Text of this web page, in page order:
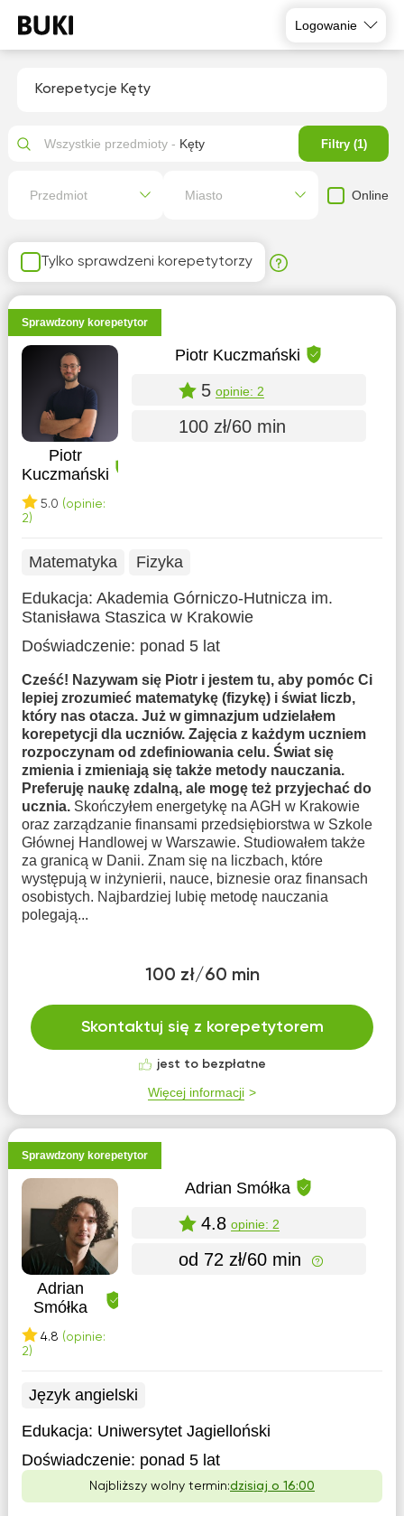
Logowanie
Korepetycje Kęty
Tylko sprawdzeni korepetytorzy
Sprawdzony korepetytor
Piotr
Kuczmański
5.0 (opinie:
2)
Piotr Kuczmański
5 opinie: 2
100 zł/60 min
Matematyka
Fizyka
Edukacja: Akademia Górniczo-Hutnicza im.
Stanisława Staszica w Krakowie
Doświadczenie: ponad 5 lat
Cześć! Nazywam się Piotr i jestem tu, aby pomóc Ci
lepiej zrozumieć matematykę (fizykę) i świat liczb,
który nas otacza. Już w gimnazjum udzielałem
korepetycji dla uczniów. Zajęcia z każdym uczniem
rozpoczynam od zdefiniowania celu. Świat się
zmienia i zmieniają się także metody nauczania.
Preferuję naukę zdalną, ale mogę też przyjechać do
ucznia. Skończyłem energetykę na AGH w Krakowie
oraz zarządzanie finansami przedsiębiorstwa w Szkole
Głównej Handlowej w Warszawie. Studiowałem także
za granicą w Danii. Znam się na liczbach, które
występują w inżynierii, nauce, biznesie oraz finansach
osobistych. Najbardziej lubię metodę nauczania
polegają...
100 zł/60 min
Skontaktuj się z korepetytorem
jest to bezpłatne
Więcej informacji
Sprawdzony korepetytor
Adrian
Smółka
4.8 (opinie:
2)
Adrian Smółka
4.8 opinie: 2
od 72 zł/60 min
Język angielski
Edukacja: Uniwersytet Jagielloński
Doświadczenie: ponad 5 lat
Najbliższy wolny termin:dzisiaj o 16:00
Wszystkie przedmioty - Kęty Filtry (1)
Przedmiot Miasto Online